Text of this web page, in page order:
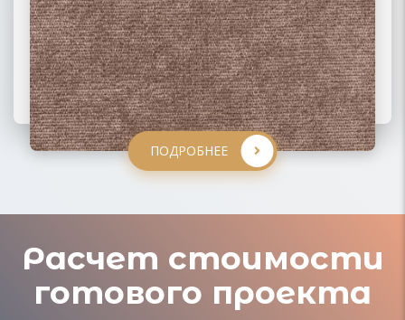
ПОДРОБНЕЕ
ПОДРОБНЕЕ
ПОДРОБНЕЕ
ПОДРОБНЕЕ
Расчет стоимости
готового проекта